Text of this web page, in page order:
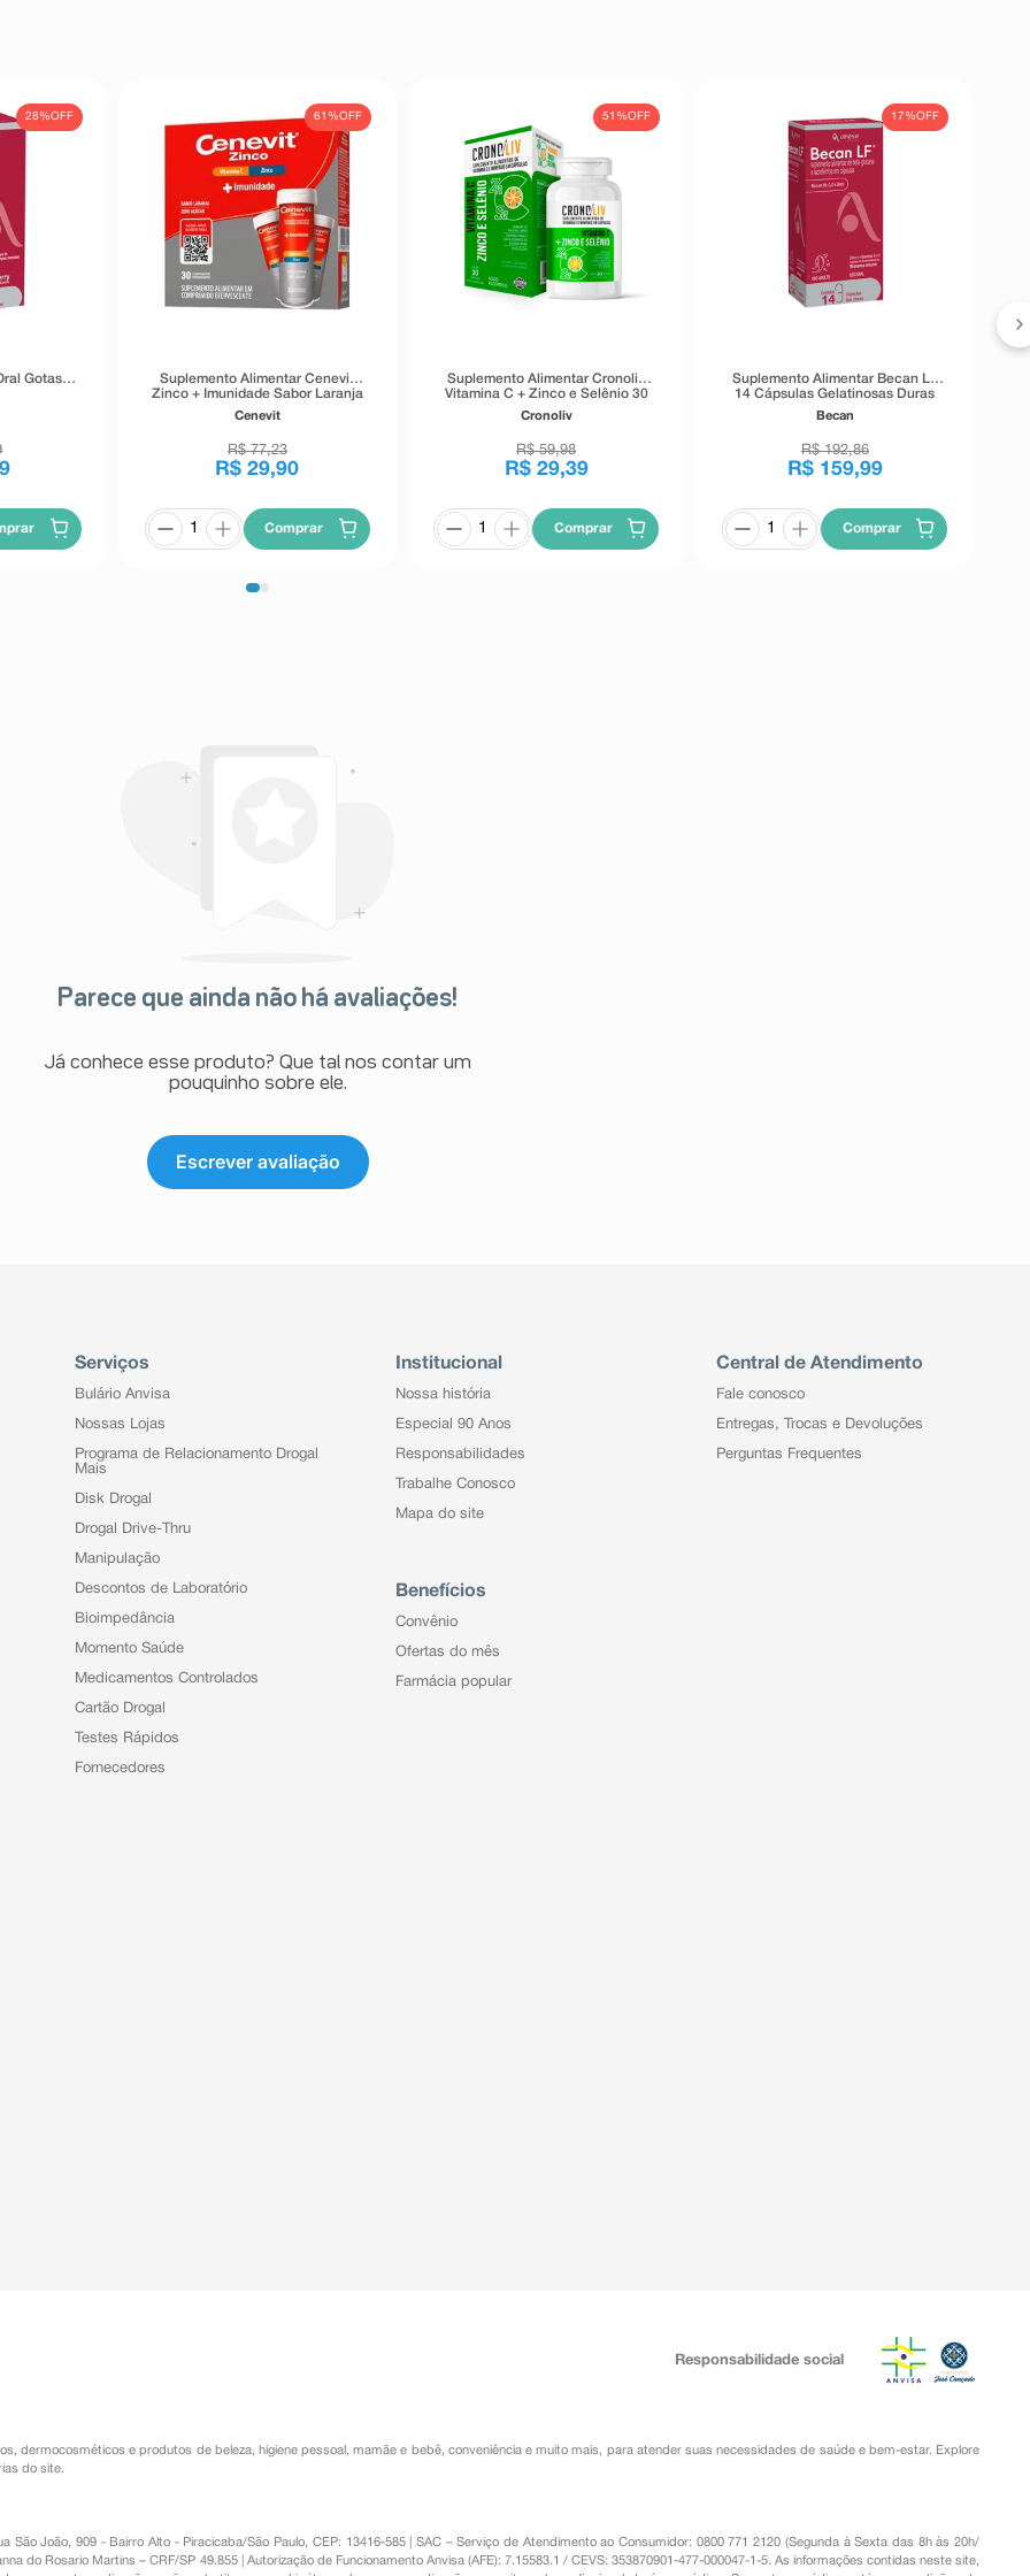
28%OFF
Gotas
61%OFF
Suplemento Alimentar Cenevit
Zinco + Imunidade Sabor Laranja
30 Comprimidos Efervescentes
Cenevit
R$ 77,23
R$ 29,90
Comprar
51%OFF
Suplemento Alimentar Cronoliv
Vitamina C + Zinco e Selênio 30
Cápsulas
Cronoliv
R$ 59,98
R$ 29,39
Comprar
17%OFF
Suplemento Alimentar Becan LF
14 Cápsulas Gelatinosas Duras
Becan
R$ 192,86
R$ 159,99
Comprar
Parece que ainda não há avaliações!
Já conhece esse produto? Que tal nos contar um
pouquinho sobre ele.
Escrever avaliação
Serviços
Bulário Anvisa
Nossas Lojas
Programa de Relacionamento Drogal
Mais
Disk Drogal
Drogal Drive-Thru
Manipulação
Descontos de Laboratório
Bioimpedância
Momento Saúde
Medicamentos Controlados
Cartão Drogal
Testes Rápidos
Fornecedores
Institucional
Nossa história
Especial 90 Anos
Responsabilidades
Trabalhe Conosco
Mapa do site
Benefícios
Convênio
Ofertas do mês
Farmácia popular
Central de Atendimento
Fale conosco
Entregas, Trocas e Devoluções
Perguntas Frequentes
Responsabilidade social
,dermocosméticos e produtos de beleza, higiene pessoal ,mamãe e bebê, conveniênciae muito mais, para atender suas necessidades de saúde e bem-estar. Explore
do site.
São João, 909 - Bairro Alto - Piracicaba/São Paulo, CEP: 13416-585 | SAC – Serviço de Atendimento ao Consumidor: 0800 771 2120 (Segunda à Sexta das 8h às 20h/
do Rosario Martins – CRF/SP 49.855 | Autorização de Funcionamento Anvisa (AFE): 7.15583.1 / CEVS: 353870901-477-000047-1-5. As informações contidas neste site,